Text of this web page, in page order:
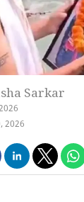
Sarkar
2026